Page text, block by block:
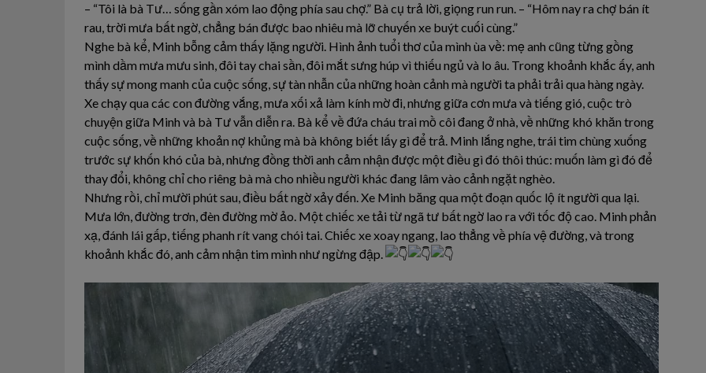
– “Tôi là bà Tư… sống gần xóm lao động phía sau chợ.” Bà cụ trả lời, giọng run run. – “Hôm nay ra chợ bán ít
rau, trời mưa bất ngờ, chẳng bán được bao nhiêu mà lỡ chuyến xe buýt cuối cùng.”
Nghe bà kể, Minh bỗng cảm thấy lặng người. Hình ảnh tuổi thơ của mình ùa về: mẹ anh cũng từng gồng
mình dầm mưa mưu sinh, đôi tay chai sần, đôi mắt sưng húp vì thiếu ngủ và lo âu. Trong khoảnh khắc ấy, anh
thấy sự mong manh của cuộc sống, sự tàn nhẫn của những hoàn cảnh mà người ta phải trải qua hàng ngày.
Xe chạy qua các con đường vắng, mưa xối xả làm kính mờ đi, nhưng giữa cơn mưa và tiếng gió, cuộc trò
chuyện giữa Minh và bà Tư vẫn diễn ra. Bà kể về đứa cháu trai mồ côi đang ở nhà, về những khó khăn trong
cuộc sống, về những khoản nợ khủng mà bà không biết lấy gì để trả. Minh lắng nghe, trái tim chùng xuống
trước sự khốn khó của bà, nhưng đồng thời anh cảm nhận được một điều gì đó thôi thúc: muốn làm gì đó để
thay đổi, không chỉ cho riêng bà mà cho nhiều người khác đang lâm vào cảnh ngặt nghèo.
Nhưng rồi, chỉ mười phút sau, điều bất ngờ xảy đến. Xe Minh băng qua một đoạn quốc lộ ít người qua lại.
Mưa lớn, đường trơn, đèn đường mờ ảo. Một chiếc xe tải từ ngã tư bất ngờ lao ra với tốc độ cao. Minh phản
xạ, đánh lái gấp, tiếng phanh rít vang chói tai. Chiếc xe xoay ngang, lao thẳng về phía vệ đường, và trong
khoảnh khắc đó, anh cảm nhận tim mình như ngừng đập.